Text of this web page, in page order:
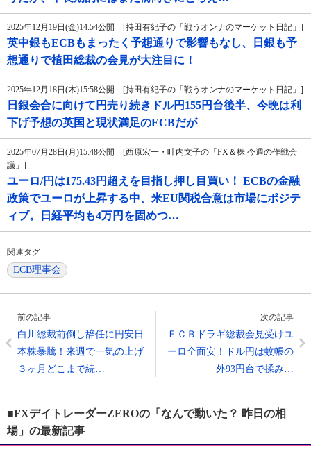
2025年12月19日(金)14:54公開 [持田有紀子の「戦うオンナのマーケット日記」]
英中銀もECBもまったく予想通りで影響もなし、日銀も予
想通りで植田総裁の会見が大注目に！
2025年12月18日(木)15:58公開 [持田有紀子の「戦うオンナのマーケット日記」]
日銀会合に向けて円売り続きドル円155円台後半、今晩は利
下げ予想の英国と現状満足のECBだが
2025年07月28日(月)15:48公開 [西原宏一・叶内文子の「FX＆株 今週の作戦会
議」]
ユーロ/円は175.43円超えを目指し押し目買い！ ECBの金融
政策でユーロが上昇する中、米EU関税合意は市場にポジテ
ィブ。日経平均も4万円を固めつ…
関連タグ
ECB理事会
前の記事
白川総裁前倒し辞任に円安日
本株暴騰！来週で一気の上げ
３ヶ月どこまで続…
次の記事
ＥＣＢドラギ総裁会見受けユ
ーロ全面安！ドル円は蚊帳の
外93円台で揉み…
■FXデイトレーダーZEROの「なんで動いた？ 昨日の相
場」の最新記事